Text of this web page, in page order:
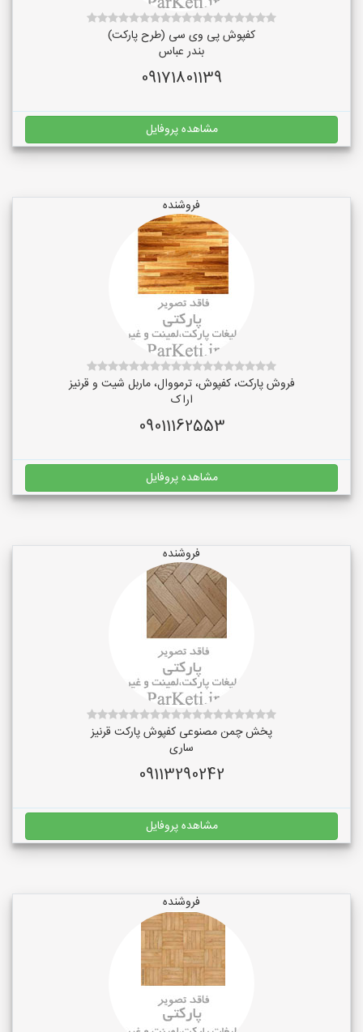
کفپوش پی وی سی (طرح پارکت)
بندر عباس
09171801139
مشاهده پروفایل
فروشنده
فروش پارکت، کفپوش، ترمووال، ماربل شیت و قرنیز
اراک
09011162553
مشاهده پروفایل
فروشنده
پخش چمن مصنوعی کفپوش پارکت قرنیز
ساری
09113290242
مشاهده پروفایل
فروشنده